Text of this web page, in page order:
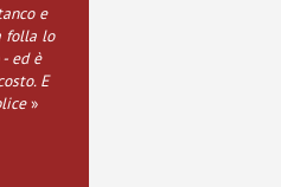
e
folla lo
ed è
E
»